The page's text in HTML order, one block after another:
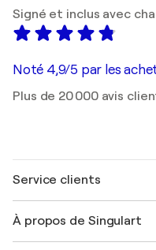
Signé et inclus avec
Noté 4,9/5 par les
Plus de 20 000 avis
Service clients
Expédition
À propos de Singulart